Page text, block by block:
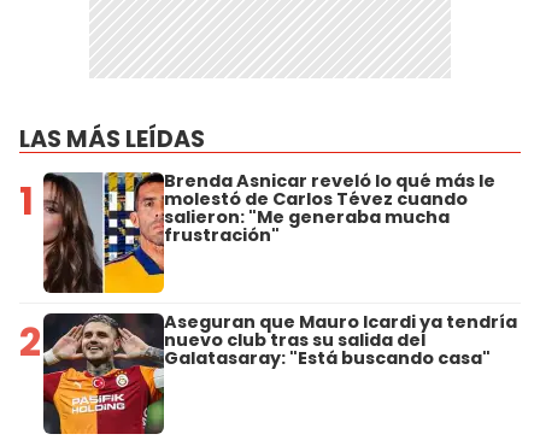
LAS MÁS LEÍDAS
1 Brenda Asnicar reveló lo qué más le
molestó de Carlos Tévez cuando
salieron: "Me generaba mucha
frustración"
2 Aseguran que Mauro Icardi ya tendría
nuevo club tras su salida del
Galatasaray: "Está buscando casa"